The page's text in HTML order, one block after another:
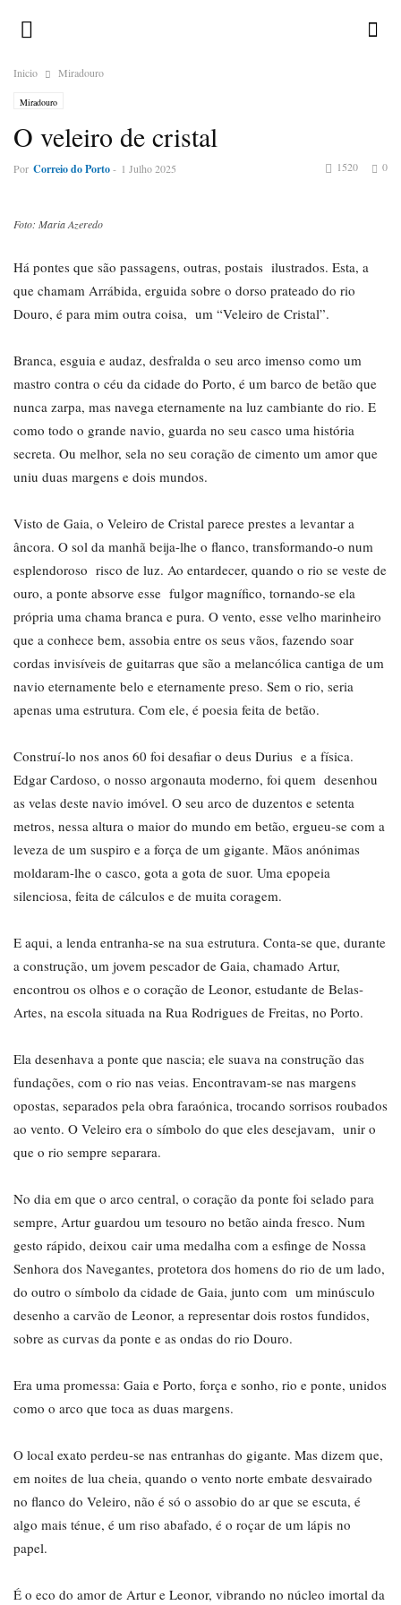
Inicio Miradouro
Miradouro
O veleiro de cristal
Por Correio do Porto- 1 Julho 2025 0
1520
Foto: Maria Azeredo
Há pontes que são passagens, outras, postais ilustrados. Esta, a
que chamam Arrábida, erguida sobre o dorso prateado do rio
Douro, é para mim outra coisa, um “Veleiro de Cristal”.
Branca, esguia e audaz, desfralda o seu arco imenso como um
mastro contra o céu da cidade do Porto, é um barco de betão que
nunca zarpa, mas navega eternamente na luz cambiante do rio. E
como todo o grande navio, guarda no seu casco uma história
secreta. Ou melhor, sela no seu coração de cimento um amor que
uniu duas margens e dois mundos.
Visto de Gaia, o Veleiro de Cristal parece prestes a levantar a
âncora. O sol da manhã beija-lhe o flanco, transformando-o num
esplendoroso risco de luz. Ao entardecer, quando o rio se veste de
ouro, a ponte absorve esse fulgor magnífico, tornando-se ela
própria uma chama branca e pura. O vento, esse velho marinheiro
que a conhece bem, assobia entre os seus vãos, fazendo soar
cordas invisíveis de guitarras que são a melancólica cantiga de um
navio eternamente belo e eternamente preso. Sem o rio, seria
apenas uma estrutura. Com ele, é poesia feita de betão.
Construí-lo nos anos 60 foi desafiar o deus Durius e a física.
Edgar Cardoso, o nosso argonauta moderno, foi quem desenhou
as velas deste navio imóvel. O seu arco de duzentos e setenta
metros, nessa altura o maior do mundo em betão, ergueu-se com a
leveza de um suspiro e a força de um gigante. Mãos anónimas
moldaram-lhe o casco, gota a gota de suor. Uma epopeia
silenciosa, feita de cálculos e de muita coragem.
E aqui, a lenda entranha-se na sua estrutura. Conta-se que, durante
a construção, um jovem pescador de Gaia, chamado Artur,
encontrou os olhos e o coração de Leonor, estudante de Belas-
Artes, na escola situada na Rua Rodrigues de Freitas, no Porto.
Ela desenhava a ponte que nascia; ele suava na construção das
fundações, com o rio nas veias. Encontravam-se nas margens
opostas, separados pela obra faraónica, trocando sorrisos roubados
ao vento. O Veleiro era o símbolo do que eles desejavam, unir o
que o rio sempre separara.
No dia em que o arco central, o coração da ponte foi selado para
sempre, Artur guardou um tesouro no betão ainda fresco. Num
gesto rápido, deixou cair uma medalha com a esfinge de Nossa
Senhora dos Navegantes, protetora dos homens do rio de um lado,
do outro o símbolo da cidade de Gaia, junto com um minúsculo
desenho a carvão de Leonor, a representar dois rostos fundidos,
sobre as curvas da ponte e as ondas do rio Douro.
Era uma promessa: Gaia e Porto, força e sonho, rio e ponte, unidos
como o arco que toca as duas margens.
O local exato perdeu-se nas entranhas do gigante. Mas dizem que,
em noites de lua cheia, quando o vento norte embate desvairado
no flanco do Veleiro, não é só o assobio do ar que se escuta, é
algo mais ténue, é um riso abafado, é o roçar de um lápis no
papel.
É o eco do amor de Artur e Leonor, vibrando no núcleo imortal da